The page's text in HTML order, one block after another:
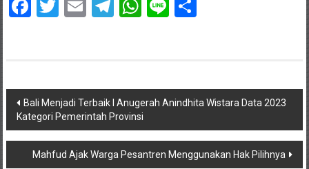
Facebook
Twitter
EmailTelegram
WhatsApp
LineShare
Navigasi
pos
Bali Menjadi Terbaik I Anugerah Anindhita Wistara Data 2023
Kategori Pemerintah Provinsi
Mahfud Ajak Warga Pesantren Menggunakan Hak Pilihnya